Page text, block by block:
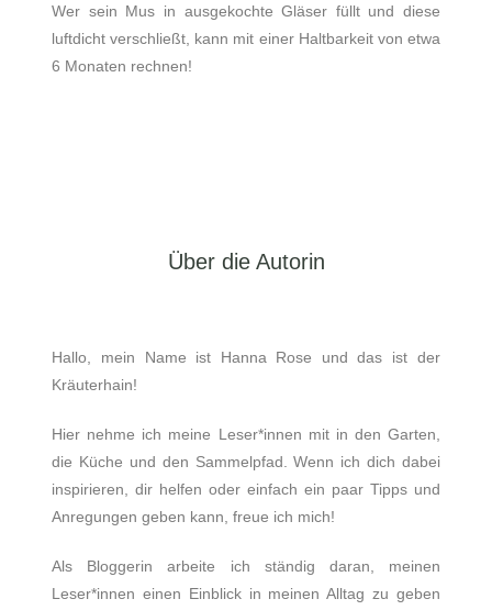
Wer sein Mus in ausgekochte Gläser füllt und diese
luftdicht verschließt, kann mit einer Haltbarkeit von etwa
6 Monaten rechnen!
Über die Autorin
Hallo, mein Name ist Hanna Rose und das ist der
Kräuterhain!
Hier nehme ich meine Leser*innen mit in den Garten,
die Küche und den Sammelpfad. Wenn ich dich dabei
inspirieren, dir helfen oder einfach ein paar Tipps und
Anregungen geben kann, freue ich mich!
Als Bloggerin arbeite ich ständig daran, meinen
Leser*innen einen Einblick in meinen Alltag zu geben